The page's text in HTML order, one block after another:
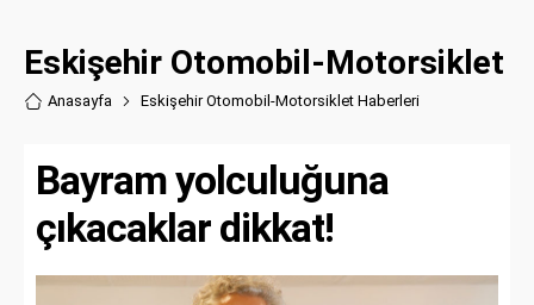
Eskişehir Otomobil-Motorsiklet
Anasayfa Eskişehir Otomobil-Motorsiklet Haberleri
Bayram yolculuğuna
çıkacaklar dikkat!